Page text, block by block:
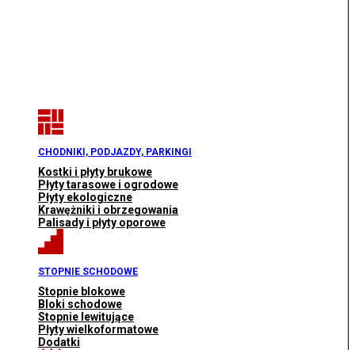
CHODNIKI, PODJAZDY, PARKINGI
Kostki i płyty brukowe
Płyty tarasowe i ogrodowe
Płyty ekologiczne
Krawężniki i obrzegowania
Palisady i płyty oporowe
STOPNIE SCHODOWE
Stopnie blokowe
Bloki schodowe
Stopnie lewitujące
Płyty wielkoformatowe
Dodatki